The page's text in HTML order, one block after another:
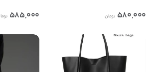
580,000 تومان 585,000
پیام در واتس‌اپ